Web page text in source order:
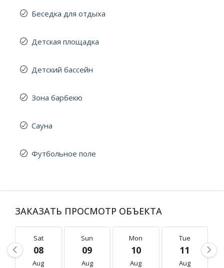
Беседка для отдыха
Детская площадка
Детский бассейн
Зона барбекю
Сауна
Футбольное поле
ЗАКАЗАТЬ ПРОСМОТР ОБЪЕКТА
Sat
08
Aug
Sun
09
Aug
Mon
10
Aug
Tue
11
Aug